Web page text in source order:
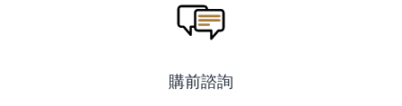
購前諮詢